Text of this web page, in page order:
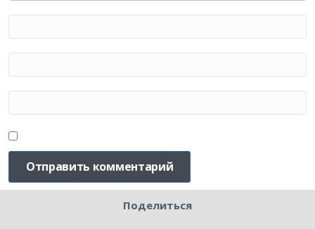
Поделиться